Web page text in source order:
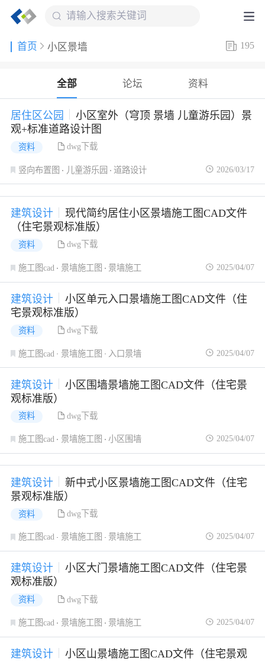
首页 小区景墙 195
全部 论坛 资料
居住区公园
小区室外（穹顶 景墙 儿童游乐园）景
观+标准道路设计图
资料 dwg下载
竖向布置图 儿童游乐园 道路设计 2026/03/17
建筑设计
现代简约居住小区景墙施工图CAD文件
（住宅景观标准版）
资料 dwg下载
施工图cad 景墙施工图 景墙施工 2025/04/07
建筑设计
小区单元入口景墙施工图CAD文件（住
宅景观标准版）
资料 dwg下载
施工图cad 景墙施工图 入口景墙 2025/04/07
建筑设计
小区围墙景墙施工图CAD文件（住宅景
观标准版）
资料 dwg下载
施工图cad 景墙施工图 小区围墙 2025/04/07
建筑设计
新中式小区景墙施工图CAD文件（住宅
景观标准版）
资料 dwg下载
施工图cad 景墙施工图 景墙施工 2025/04/07
建筑设计
小区大门景墙施工图CAD文件（住宅景
观标准版）
资料 dwg下载
施工图cad 景墙施工图 景墙施工 2025/04/07
建筑设计
小区山景墙施工图CAD文件（住宅景观